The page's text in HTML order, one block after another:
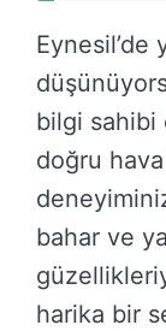
Eynesil’de
bilgi sahibi
doğru
bahar ve
harika bir